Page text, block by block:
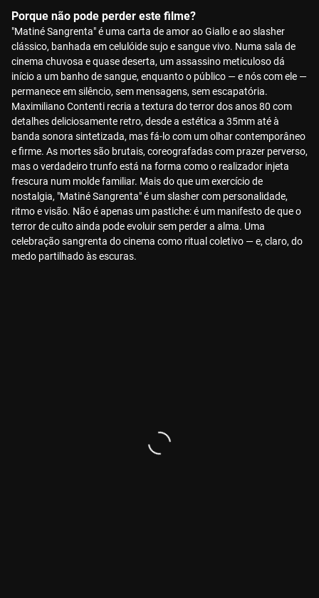
Porque não pode perder este filme?
"Matiné Sangrenta" é uma carta de amor ao Giallo e ao slasher
clássico, banhada em celulóide sujo e sangue vivo. Numa sala de
cinema chuvosa e quase deserta, um assassino meticuloso dá
início a um banho de sangue, enquanto o público — e nós com ele —
permanece em silêncio, sem mensagens, sem escapatória.
Maximiliano Contenti recria a textura do terror dos anos 80 com
detalhes deliciosamente retro, desde a estética a 35mm até à
banda sonora sintetizada, mas fá-lo com um olhar contemporâneo
e firme. As mortes são brutais, coreografadas com prazer perverso,
mas o verdadeiro trunfo está na forma como o realizador injeta
frescura num molde familiar. Mais do que um exercício de
nostalgia, "Matiné Sangrenta" é um slasher com personalidade,
ritmo e visão. Não é apenas um pastiche: é um manifesto de que o
terror de culto ainda pode evoluir sem perder a alma. Uma
celebração sangrenta do cinema como ritual coletivo — e, claro, do
medo partilhado às escuras.